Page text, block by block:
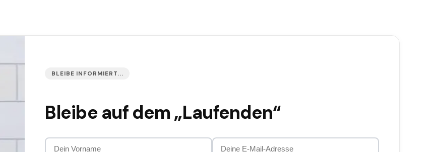
BLEIBE INFORMIERT...
Bleibe auf dem „Laufenden“